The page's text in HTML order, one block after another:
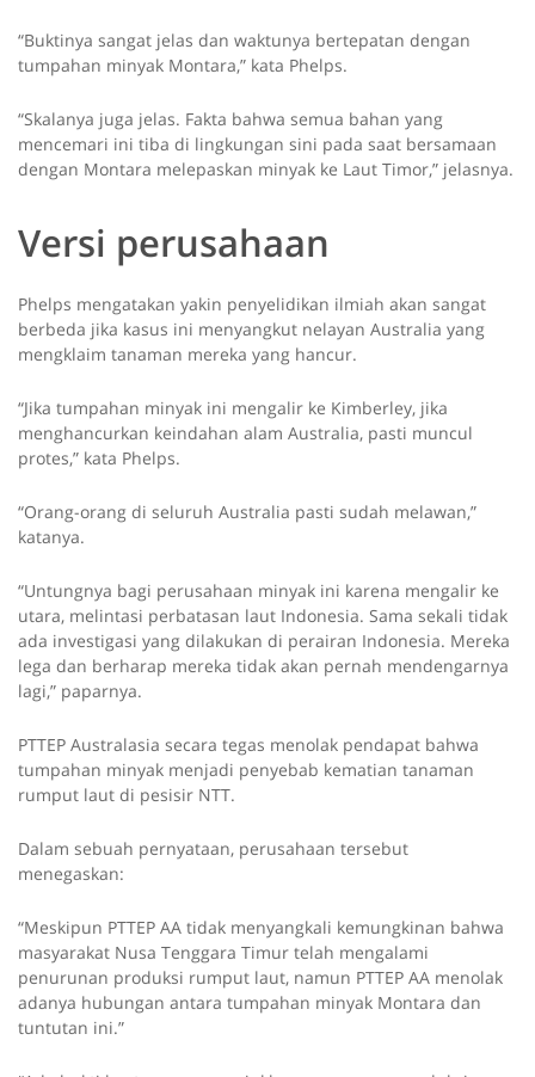
“Buktinya sangat jelas dan waktunya bertepatan dengan
tumpahan minyak Montara,” kata Phelps.
“Skalanya juga jelas. Fakta bahwa semua bahan yang
mencemari ini tiba di lingkungan sini pada saat bersamaan
dengan Montara melepaskan minyak ke Laut Timor,” jelasnya.
Versi perusahaan
Phelps mengatakan yakin penyelidikan ilmiah akan sangat
berbeda jika kasus ini menyangkut nelayan Australia yang
mengklaim tanaman mereka yang hancur.
“Jika tumpahan minyak ini mengalir ke Kimberley, jika
menghancurkan keindahan alam Australia, pasti muncul
protes,” kata Phelps.
“Orang-orang di seluruh Australia pasti sudah melawan,”
katanya.
“Untungnya bagi perusahaan minyak ini karena mengalir ke
utara, melintasi perbatasan laut Indonesia. Sama sekali tidak
ada investigasi yang dilakukan di perairan Indonesia. Mereka
lega dan berharap mereka tidak akan pernah mendengarnya
lagi,” paparnya.
PTTEP Australasia secara tegas menolak pendapat bahwa
tumpahan minyak menjadi penyebab kematian tanaman
rumput laut di pesisir NTT.
Dalam sebuah pernyataan, perusahaan tersebut
menegaskan:
“Meskipun PTTEP AA tidak menyangkali kemungkinan bahwa
masyarakat Nusa Tenggara Timur telah mengalami
penurunan produksi rumput laut, namun PTTEP AA menolak
adanya hubungan antara tumpahan minyak Montara dan
tuntutan ini.”